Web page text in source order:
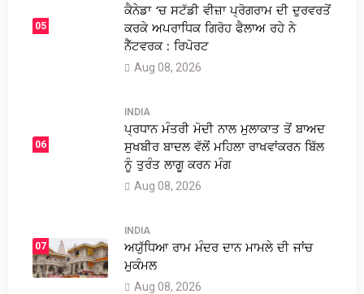
05
ਕੈਨੇਡਾ ‘ਚ ਸਟੱਡੀ ਵੀਜ਼ਾ ਪ੍ਰੋਗਰਾਮ ਦੀ ਦੁਰਵਰਤੋਂ
ਕਰਕੇ ਅਪਰਾਧਿਕ ਗਿਰੋਹ ਫੈਲਾਅ ਰਹੇ ਨੇ
ਨੈੱਟਵਰਕ : ਰਿਪੋਰਟ
Aug 08, 2026
06
INDIA
ਪ੍ਰਧਾਨ ਮੰਤਰੀ ਮੋਦੀ ਨਾਲ ਮੁਲਾਕਾਤ ਤੋਂ ਬਾਅਦ
ਸੁਖਬੀਰ ਬਾਦਲ ਵੱਲੋਂ ਮਹਿਲਾ ਰਾਖਵਾਂਕਰਨ ਬਿੱਲ
ਨੂੰ ਤੁਰੰਤ ਲਾਗੂ ਕਰਨ ਮੰਗ
Aug 08, 2026
07
INDIA
ਅਯੁੱਧਿਆ ਰਾਮ ਮੰਦਰ ਦਾਨ ਮਾਮਲੇ ਦੀ ਜਾਂਚ
ਮੁਕੰਮਲ
Aug 08, 2026